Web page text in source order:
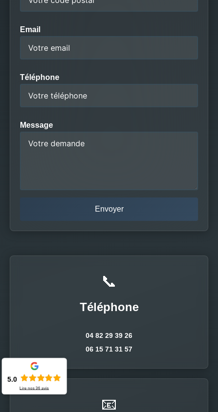
Email
Téléphone
Message
📞
Téléphone
04 82 29 39 26
06 15 71 31 57
📧
5.0
Lire nos36 avis